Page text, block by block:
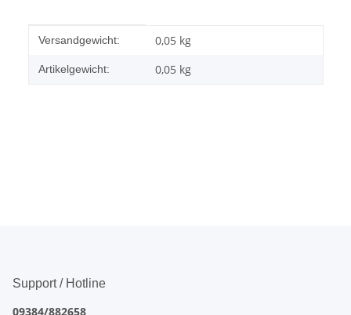
Produkteigenschaft
Wert
Versandgewicht: 0,05 kg
Artikelgewicht: 0,05 kg
Support / Hotline
09384/882658